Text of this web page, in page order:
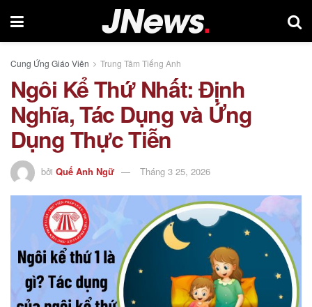
Cung Ứng Giáo Viên Trung Tâm Tiếng Anh
Ngôi Kể Thứ Nhất: Định
Nghĩa, Tác Dụng và Ứng
Dụng Thực Tiễn
bởi Quế Anh Ngữ Tháng 3 25, 2026